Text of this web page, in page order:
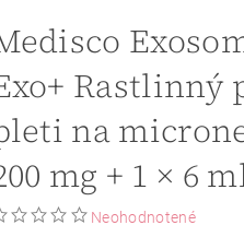
Rastlinný
na
mg + 1 × 6
Neohodnotené